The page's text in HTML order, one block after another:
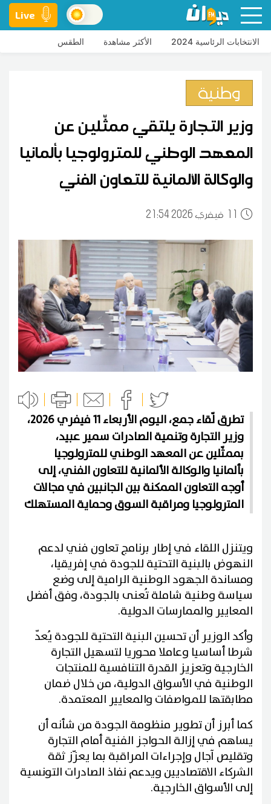
Live
الانتخابات الرئاسية 2024 الأكثر مشاهدة الطقس
وطنية
وزير التجارة يلتقي ممثّلين عن
المعهد الوطني للمترولوجيا بألمانيا
والوكالة الألمانية للتعاون الفني
11 21:54 2026 فيفري
تطرق لّقاء جمع، اليوم الأربعاء 11 فيفري 2026،
وزير التجارة وتنمية الصادرات سمير عبيد،
بممثّلين عن المعهد الوطني للمترولوجيا
بألمانيا والوكالة الألمانية للتعاون الفني، إلى
أوجه التعاون الممكنة بين الجانبين في مجالات
المترولوجيا ومراقبة السوق وحماية المستهلك
ويتنزل اللقاء في إطار برنامج تعاون فني لدعم
النهوض بالبنية التحتية للجودة في إفريقيا،
ومساندة الجهود الوطنية الرامية إلى وضع
سياسة وطنية شاملة تُعنى بالجودة، وفق أفضل
المعايير والممارسات الدولية.
وأكد الوزير أن تحسين البنية التحتية للجودة يُعدّ
شرطا أساسيا وعاملا محوريا لتسهيل التجارة
الخارجية وتعزيز القدرة التنافسية للمنتجات
الوطنية في الأسواق الدولية، من خلال ضمان
مطابقتها للمواصفات والمعايير المعتمدة.
كما أبرز أن تطوير منظومة الجودة من شأنه أن
يساهم في إزالة الحواجز الفنية أمام التجارة
وتقليص آجال وإجراءات المراقبة بما يعزّز ثقة
الشركاء الاقتصاديين ويدعم نفاذ الصادرات التونسية
إلى الأسواق الخارجية.